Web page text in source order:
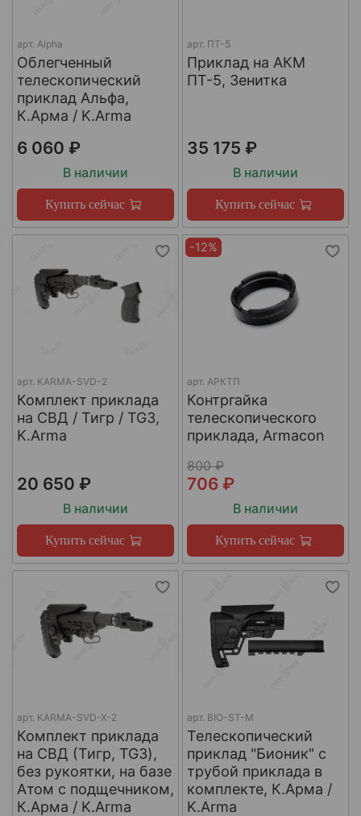
арт. Alpha
Облегченный
телескопический
приклад Альфа,
К.Арма / K.Arma
6 060 ₽
В наличии
Купить сейчас
арт. ПТ-5
Приклад на АКМ
ПТ-5, Зенитка
35 175 ₽
В наличии
Купить сейчас
арт. KARMA-SVD-2
Комплект приклада
на СВД / Тигр / TG3,
K.Arma
20 650 ₽
В наличии
Купить сейчас
-12%
арт. АРКТП
Контргайка
телескопического
приклада, Armacon
800 ₽
706 ₽
В наличии
Купить сейчас
арт. KARMA-SVD-X-2
Комплект приклада
на СВД (Тигр, TG3),
без рукоятки, на базе
Атом с подщечником,
К.Арма / K.Arma
арт. BIO-ST-M
Телескопический
приклад "Бионик" с
трубой приклада в
комплекте, К.Арма /
K.Arma